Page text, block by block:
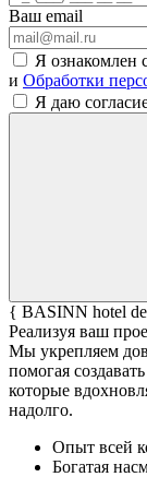
Ваш email
Я ознакомлен
и Обработки
Я даю
{ BASINN hotel
Реализуя ваш
Мы укрепляем
помогая
которые
надолго.
Опыт всей
Богатая